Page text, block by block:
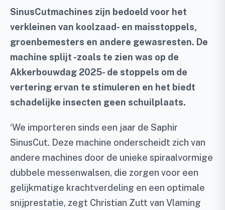
SinusCutmachines zijn bedoeld voor het
verkleinen van koolzaad- en maisstoppels,
groenbemesters en andere gewasresten. De
machine splijt -zoals te zien was op de
Akkerbouwdag 2025- de stoppels om de
vertering ervan te stimuleren en het biedt
schadelijke insecten geen schuilplaats.
‘We importeren sinds een jaar de Saphir
SinusCut. Deze machine onderscheidt zich van
andere machines door de unieke spiraalvormige
dubbele messenwalsen, die zorgen voor een
gelijkmatige krachtverdeling en een optimale
snijprestatie, zegt Christian Zutt van Vlaming